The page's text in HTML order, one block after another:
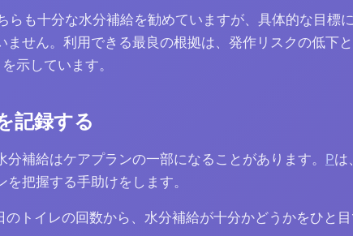
らも十分な水分補給を勧めていますが、具体的な目標
ません。利用できる最良の根拠は、発作リスクの低下
示しています。
記録する
分補給はケアプランの一部になることがあります。 Pは
把握する手助けをします。
のトイレの回数から、水分補給が十分かどうかをひと